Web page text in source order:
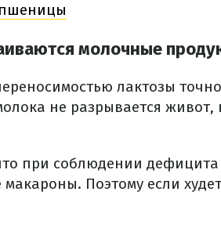
молочные
лактозы
не разрывается
при соблюдении
макароны. Поэтому если